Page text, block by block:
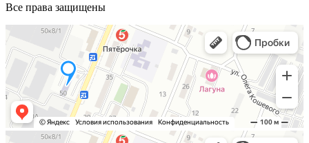
Все права защищены